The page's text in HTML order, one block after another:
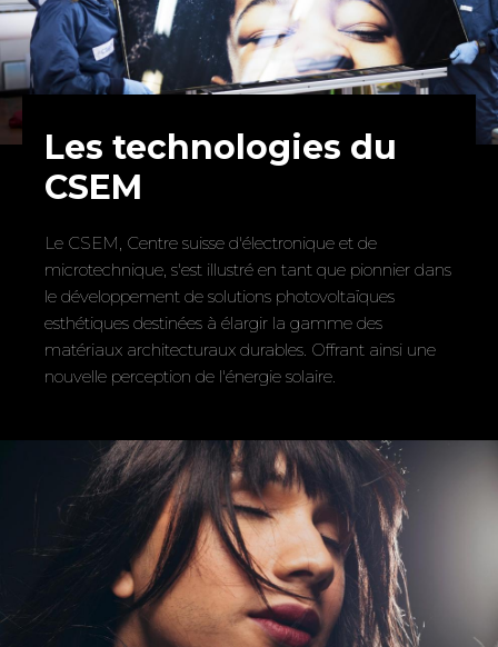
Les technologies du
CSEM
Le CSEM, Centre suisse d'électronique et de
microtechnique, s'est illustré en tant que pionnier dans
le développement de solutions photovoltaïques
esthétiques destinées à élargir la gamme des
matériaux architecturaux durables. Offrant ainsi une
nouvelle perception de l'énergie solaire.